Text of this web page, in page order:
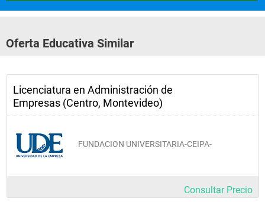
Oferta Educativa Similar
Licenciatura en Administración de
Empresas (Centro, Montevideo)
FUNDACION UNIVERSITARIA-CEIPA-
Consultar Precio